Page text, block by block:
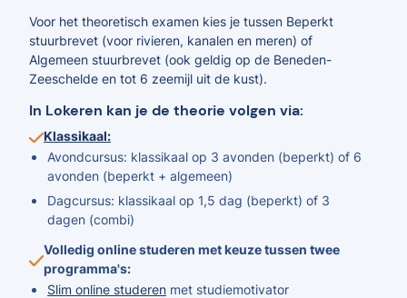
Voor het theoretisch examen kies je tussen Beperkt
stuurbrevet (voor rivieren, kanalen en meren) of
Algemeen stuurbrevet (ook geldig op de Beneden-
Zeeschelde en tot 6 zeemijl uit de kust).
In Lokeren kan je de theorie volgen via:
Klassikaal:
Avondcursus: klassikaal op 3 avonden (beperkt) of 6
avonden (beperkt + algemeen)
Dagcursus: klassikaal op 1,5 dag (beperkt) of 3
dagen (combi)
Volledig online studeren met keuze tussen twee
programma's:
Slim online studeren met studiemotivator